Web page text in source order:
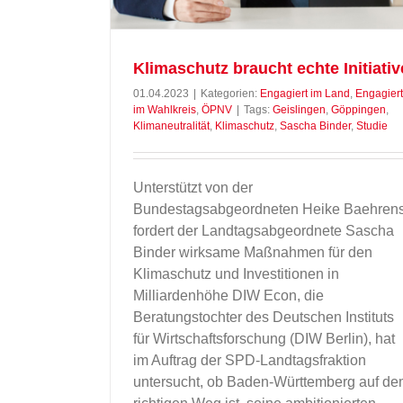
Klimaschutz braucht echte
01.04.2023 Kategorien: Engagiert im Land , Engagiert
im Wahlkreis, ÖPNV Tags: Geislingen, Göppingen,
Klimaneutralität, Klimaschutz, Sascha Binder, Studie
Unterstützt von der
Bundestagsabgeordneten Heike
fordert der Landtagsabgeordnete Sascha
Binder wirksame Maßnahmen für den
Klimaschutz und Investitionen in
Milliardenhöhe DIW Econ, die
Beratungstochter des Deutschen Instituts
für Wirtschaftsforschung (DIW Berlin), hat
im Auftrag der SPD-Landtagsfraktion
untersucht, ob Baden-Württemberg auf